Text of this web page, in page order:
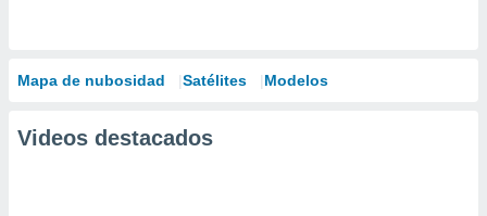
Mapa de nubosidad Satélites Modelos
Videos destacados